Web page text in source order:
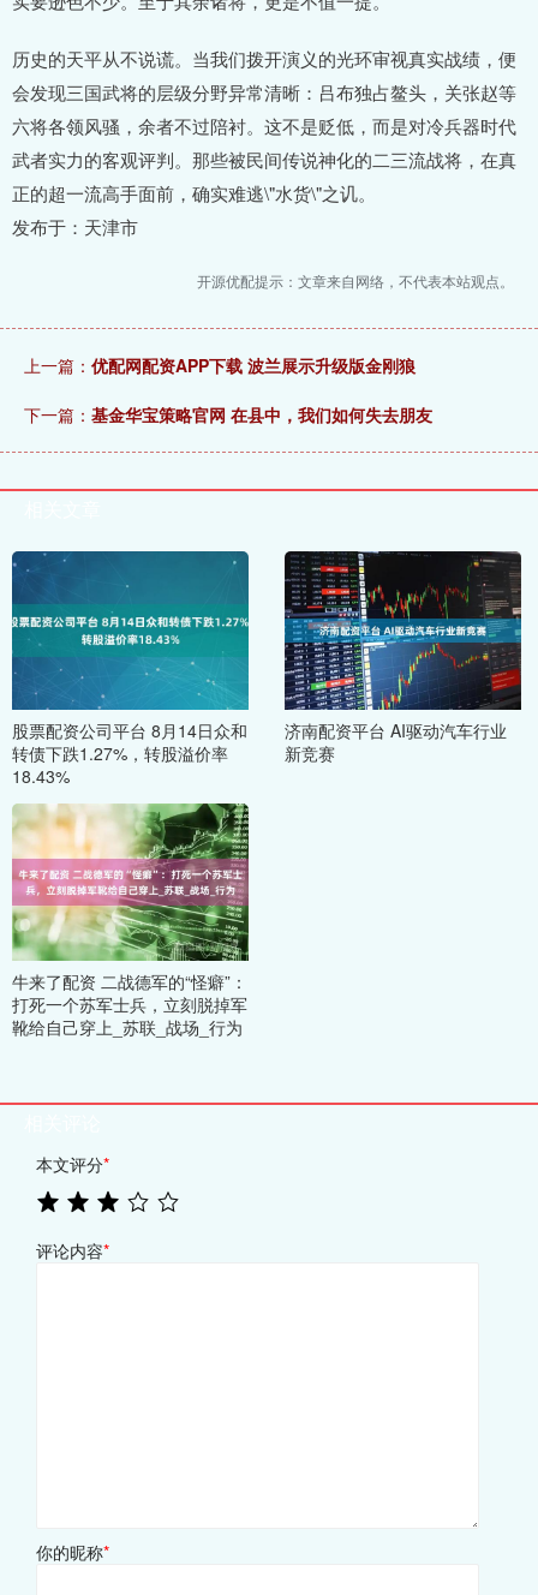
历史的天平从不说谎。当我们拨开演义的光环审视真实战绩，便
会发现三国武将的层级分野异常清晰：吕布独占鳌头，关张赵等
六将各领风骚，余者不过陪衬。这不是贬低，而是对冷兵器时代
武者实力的客观评判。那些被民间传说神化的二三流战将，在真
正的超一流高手面前，确实难逃\"水货\"之讥。
发布于：天津市
开源优配提示：文章来自网络，不代表本站观点。
上一篇： 优配网配资APP下载 波兰展示升级版金刚狼
下一篇： 基金华宝策略官网 在县中，我们如何失去朋友
股票配资公司平台 8月14日众和
转债下跌1.27%，转股溢价率
18.43%
济南配资平台 AI驱动汽车行业
新竞赛
牛来了配资 二战德军的“怪癖”：
打死一个苏军士兵，立刻脱掉军
靴给自己穿上_苏联_战场_行为
本文评分*
评论内容*
你的昵称*